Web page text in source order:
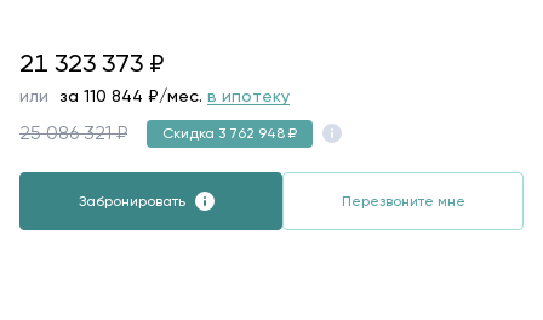
21323373
21 323 373 ₽
или за 110 844 ₽/мес. в ипотеку
25 086 321 ₽ Скидка 3 762 948 ₽
Забронировать Перезвоните мне